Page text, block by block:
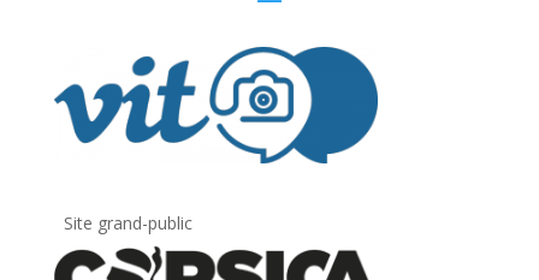
Site grand-public